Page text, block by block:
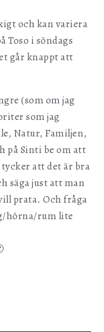
och kan variera
Toso i söndags
går knappt att
(som om jag
som jag
Natur, Familjen,
på Sinti be om att
att det är bra
säga just att man
prata. Och fråga
hörna/rum lite